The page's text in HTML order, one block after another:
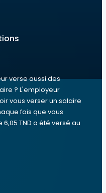
verse aussi des
? L'employeur
TND a été versé au